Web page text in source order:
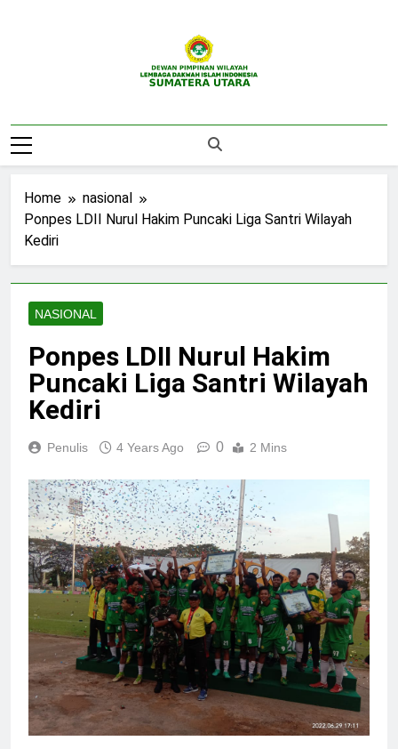
DPW LDII
Sumatera Utara
Home
nasional
Ponpes LDII Nurul Hakim Puncaki Liga Santri Wilayah
Kediri
NASIONAL
Ponpes LDII Nurul Hakim
Puncaki Liga Santri Wilayah
Kediri
Penulis 4 Years Ago 0 2 Mins